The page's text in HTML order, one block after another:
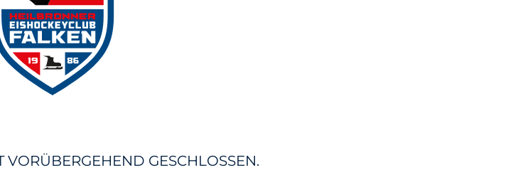
VORÜBERGEHEND GESCHLOSSEN.